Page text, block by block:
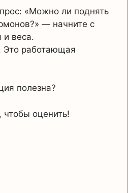
«Можно ли поднять
— начните с
и веса.
Это работающая
полезна?
оценить!